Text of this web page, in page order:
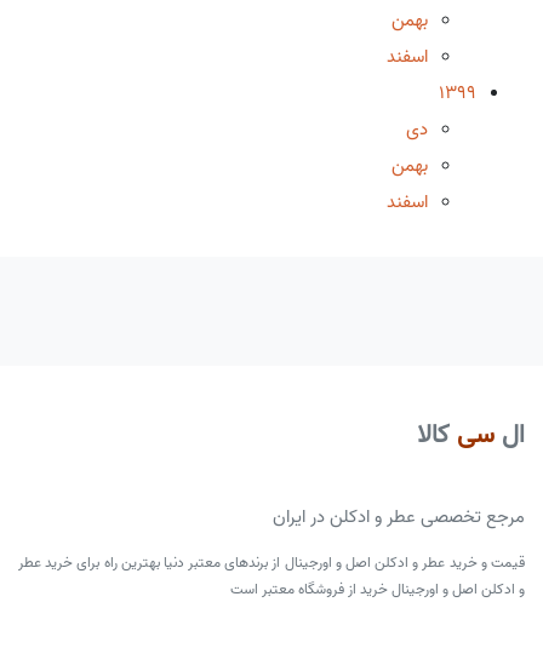
بهمن
اسفند
1399
دی
بهمن
اسفند
ال سی کالا
مرجع تخصصی عطر و ادکلن در ایران
قیمت و خرید عطر و ادکلن اصل و اورجینال از برندهای معتبر دنیا بهترین راه برای خرید عطر
و ادکلن اصل و اورجینال خرید از فروشگاه معتبر است